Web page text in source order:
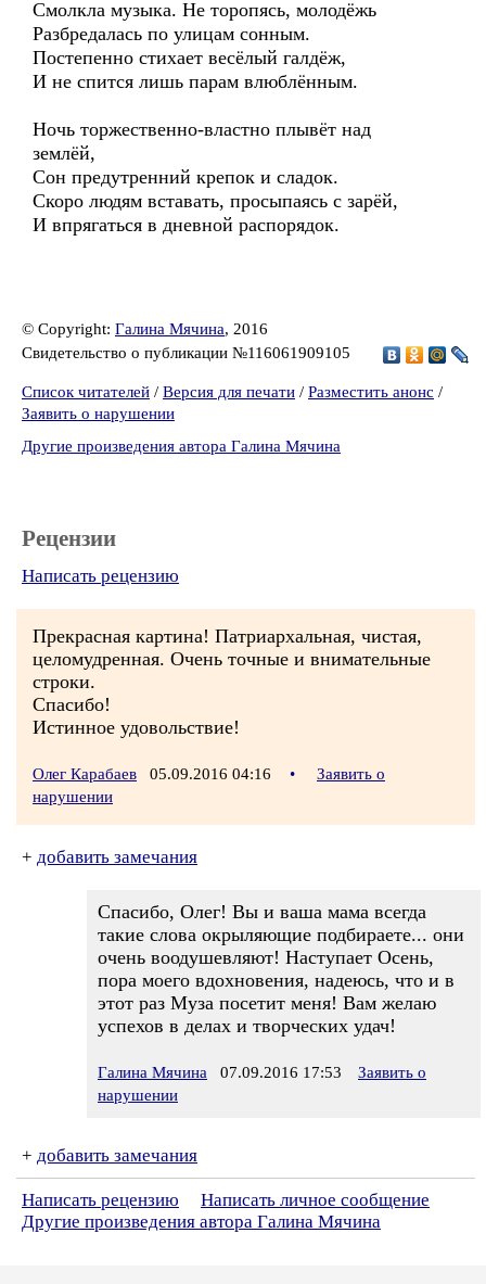
Смолкла музыка. Не торопясь, молодёжь
Разбредалась по улицам сонным.
Постепенно стихает весёлый галдёж,
И не спится лишь парам влюблённым.
Ночь торжественно-властно плывёт над
землёй,
Сон предутренний крепок и сладок.
Скоро людям вставать, просыпаясь с зарёй,
И впрягаться в дневной распорядок.
© Copyright: Галина Мячина, 2016
Свидетельство о публикации №116061909105
Список читателей / Версия для печати / Разместить анонс /
Заявить о нарушении
Другие произведения автора Галина Мячина
Рецензии
Написать рецензию
Прекрасная картина! Патриархальная, чистая,
целомудренная. Очень точные и внимательные
строки.
Спасибо!
Истинное удовольствие!
Олег Карабаев 05.09.2016 04:16 •
Заявить о
нарушении
+ добавить замечания
Спасибо, Олег! Вы и ваша мама всегда
такие слова окрыляющие подбираете... они
очень воодушевляют! Наступает Осень,
пора моего вдохновения, надеюсь, что и в
этот раз Муза посетит меня! Вам желаю
успехов в делах и творческих удач!
Галина Мячина 07.09.2016 17:53
Заявить о
нарушении
+ добавить замечания
Написать рецензию
Написать личное сообщение
Другие произведения автора Галина Мячина